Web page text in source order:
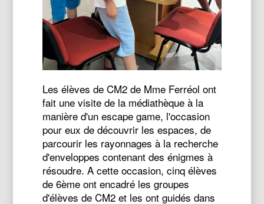
Les élèves de CM2 de Mme Ferréol ont
fait une visite de la médiathèque à la
manière d'un escape game, l'occasion
pour eux de découvrir les espaces, de
parcourir les rayonnages à la recherche
d'enveloppes contenant des énigmes à
résoudre. A cette occasion, cinq élèves
de 6ème ont encadré les groupes
d'élèves de CM2 et les ont guidés dans